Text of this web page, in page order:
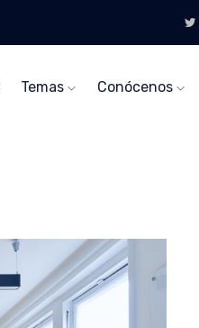
Temas Conócenos